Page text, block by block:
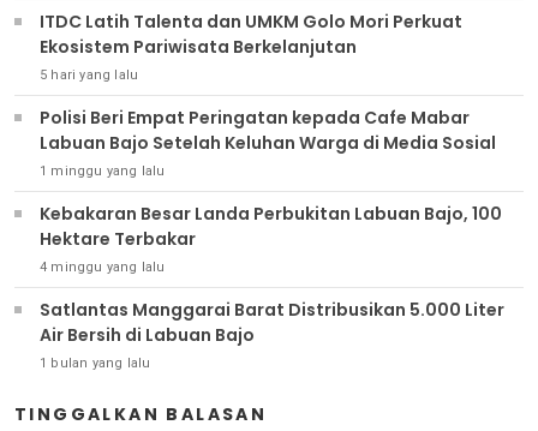
ITDC Latih Talenta dan UMKM Golo Mori Perkuat
Ekosistem Pariwisata Berkelanjutan
5 hari yang lalu
Polisi Beri Empat Peringatan kepada Cafe Mabar
Labuan Bajo Setelah Keluhan Warga di Media Sosial
1 minggu yang lalu
Kebakaran Besar Landa Perbukitan Labuan Bajo, 100
Hektare Terbakar
4 minggu yang lalu
Satlantas Manggarai Barat Distribusikan 5.000 Liter
Air Bersih di Labuan Bajo
1 bulan yang lalu
TINGGALKAN BALASAN